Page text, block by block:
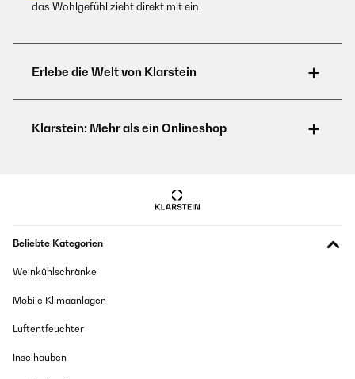
das Wohlgefühl zieht direkt mit ein.
Beliebte Kategorien
Weinkühlschränke
Mobile Klimaanlagen
Luftentfeuchter
Inselhauben